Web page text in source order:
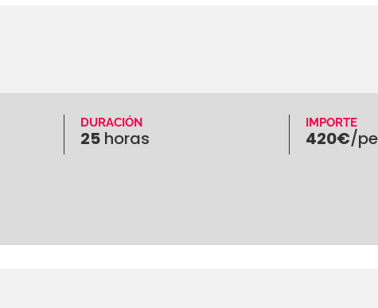
DURACIÓN
25horas
IMPORTE
420€/